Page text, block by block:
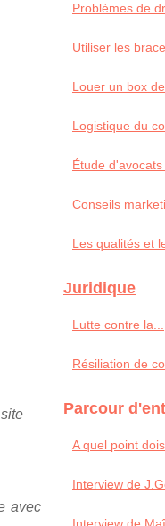
avec
Problèmes de
Utiliser les
Louer un box
Logistique du
Étude d'avocats
Conseils
Les qualités et
Juridique
Lutte contre la...
Résiliation de
Parcour
A quel point
Interview de